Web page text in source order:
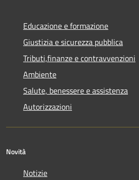
Educazione e formazione
Giustizia e sicurezza pubblica
Tributi,finanze e contravvenzioni
Ambiente
Salute, benessere e assistenza
Autorizzazioni
Novità
Notizie